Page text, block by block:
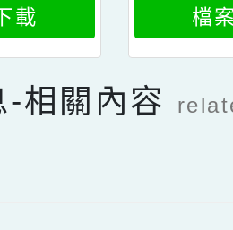
載 檔
相關內容